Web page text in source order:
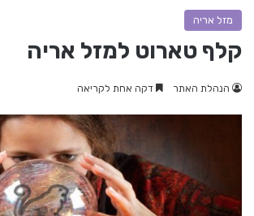
מזל אריה
קלף טארוט למזל אריה
הנהלת האתר דקה אחת לקריאה